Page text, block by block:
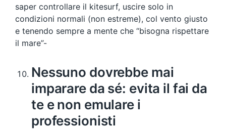
saper controllare il kitesurf, uscire solo in
condizioni normali (non estreme), col vento giusto
e tenendo sempre a mente che “bisogna rispettare
il mare”-
Nessuno dovrebbe mai
imparare da sé: evita il fai da
te e non emulare i
professionisti